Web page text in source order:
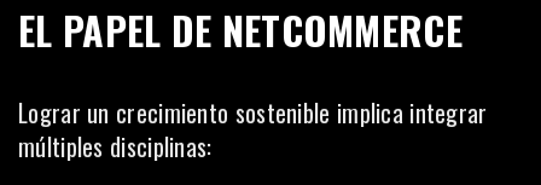
EL PAPEL DE NETCOMMERCE
Lograr un crecimiento sostenible implica integrar
múltiples disciplinas: